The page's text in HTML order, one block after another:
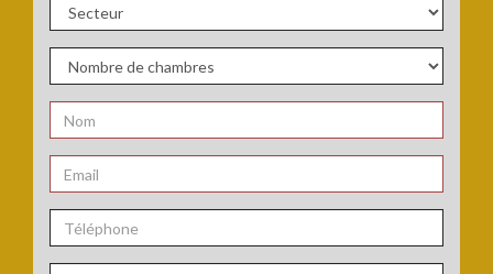
de
bien
Secteur
Nombre
de
chambres
Nom
*
Email
*
Téléphone